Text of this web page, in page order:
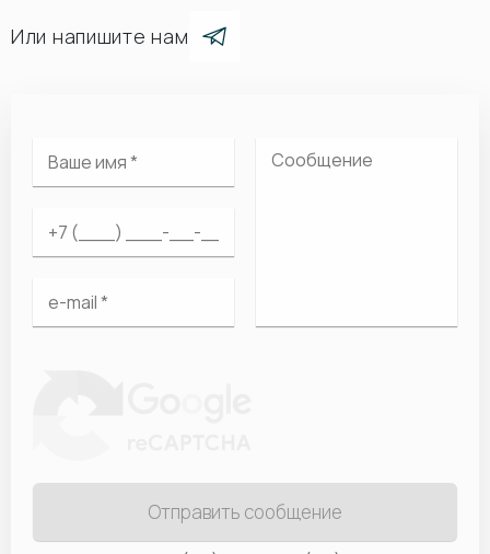
Или напишите нам
Отправить сообщение